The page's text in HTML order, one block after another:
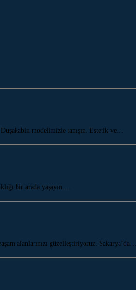
modelimizle tanışın. Estetik ve…
bir arada yaşayın.…
alanlarınızı güzelleştiriyoruz. Sakarya’da…